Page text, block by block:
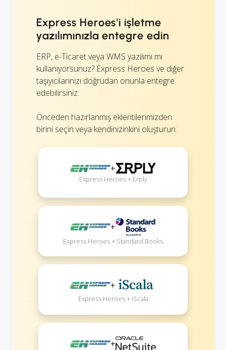
Express Heroes'i işletme
yazılımınızla entegre edin
ERP, e-Ticaret veya WMS yazılımı mı
kullanıyorsunuz? Express Heroes ve diğer
taşıyıcılarınızı doğrudan onunla entegre
edebilirsiniz.
Önceden hazırlanmış eklentilerimizden
birini seçin veya kendinizinkini oluşturun:
+
Express Heroes + Erply
+
Express Heroes + Standard Books
+
Express Heroes + iScala
+